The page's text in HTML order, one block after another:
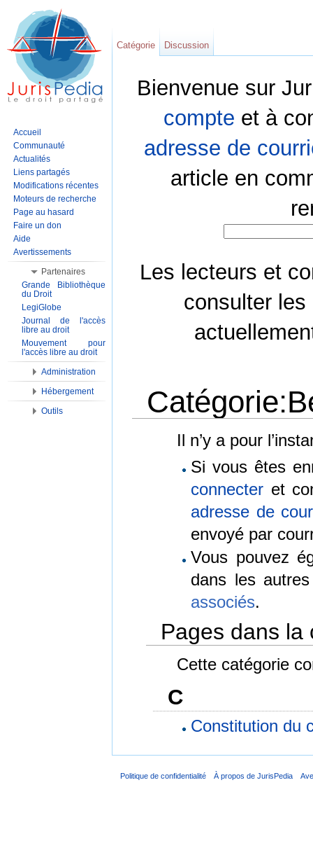
Bienvenue sur
compte et à
adresse de
article en
Les lecteurs et
consulter les
Il n’y a pour
Si vous êtes
connecter et
adresse de
envoyé par
Vous pouvez
dans les
associés.
Pages dans la
Cette catégorie
C
Constitution du
Catégorie Discussion
Accueil
Communauté
Actualités
Liens partagés
Modifications récentes
Moteurs de recherche
Page au hasard
Faire un don
Aide
Avertissements
Partenaires
Grande Bibliothèque
du Droit
LegiGlobe
Journal de l'accès
libre au droit
Mouvement pour
l'accès libre au droit
Administration
Hébergement
Outils
Politique de confidentialité À propos de JurisPedia